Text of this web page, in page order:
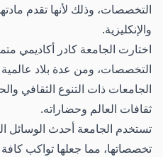
التخصصات، وذلك لأنها تقدم
والإنكليزية.
اختارت الجامعة كادر أكاديمي
التخصصات، ومن عدة بلاد
الجامعات ذات التنوع الثقافي
ثقافات العالم وحضاراته.
تستخدم الجامعة أحدث الوسائل
تخصصاتها، مما جعلها تواكب